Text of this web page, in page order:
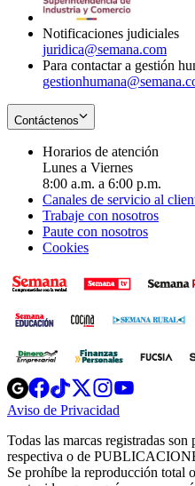
Notificaciones judiciales
juridica@semana.com
Para contactar a gestión
Contáctenos
Horarios de atención
Lunes a Viernes
8:00 a.m. a 6:00 p.m.
Canales de servicio al
Trabaje con nosotros
Paute con nosotros
Cookies
Opens
in
new
Opens
in
new
Opens
in
new
window
Opens
new
windowwindow
Aviso de Privacidad
new
window
Todas las marcas registradas
respectiva o de
Se prohíbe la reproducción total